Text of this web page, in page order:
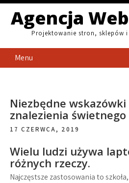
Skip
content
Agencja
Projektowanie stron, sklepów
Menu
Niezbędne
znalezienia
17 CZERWCA, 2019
Wielu ludzi używa
różnych rzeczy.
Najczęstsze zastosowania to